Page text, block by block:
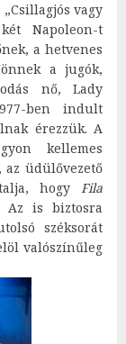
vagy
Napoleon-t
a hetvenes
a jugók,
nő, Lady
ben indult
érezzük. A
kellemes
az üdülővezető
hogy Fila
is biztosra
széksorát
valószínűleg